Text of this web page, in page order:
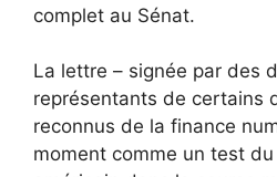
complet au Sénat.
La lettre – signée par des
représentants de certains
reconnus de la finance
moment comme un test